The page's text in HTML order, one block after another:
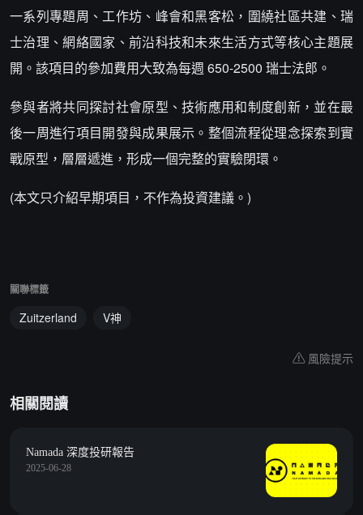
一系列專題周、工作坊、峰會和黑客松，圍繞社區共建、瑞
士治理、網絡國家、前沿科技和未來生活方式等核心主題展
開。該項目的參加費用大致為每週 650-2500 瑞士法郎。
參與者將共同探討社會原型、技術應用和制度創新，並在最
後一周進行項目開發與成果展示。整個流程從理念探索到實
戰原型，層層遞進，形成一個完整的實驗閉環。
(本文只介紹早期項目，不作為投資建議。)
關聯標籤
Zuitzerland V神
風險提示
相關閱讀
Namada 深度投研報告
2025-06-28